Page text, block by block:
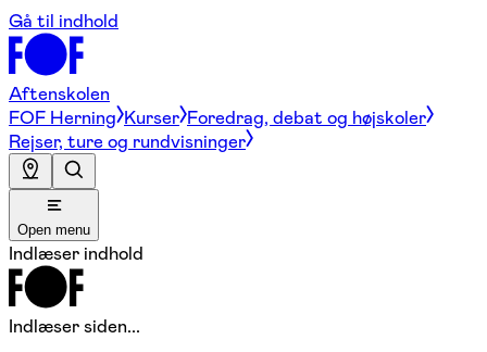
Gå til indhold
Aftenskolen
FOF Herning Kurser Foredrag, debat og højskoler
Rejser, ture og rundvisninger
Open menu
Indlæser indhold
Indlæser siden...